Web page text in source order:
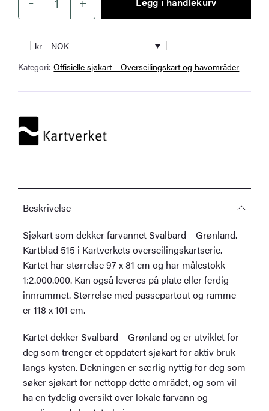
Kartverket
Nautical
Chart
515
–
/
Svalbard
–
kr – NOK
Kategori:Offisielle sjøkart – Overseilingskart og havområder
Beskrivelse
Sjøkart som dekker farvannet Svalbard – Grønland.
Kartblad 515 i Kartverkets overseilingskartserie.
Kartet har størrelse 97 x 81 cm og har målestokk
1:2.000.000. Kan også leveres på plate eller ferdig
innrammet. Størrelse med passepartout og ramme
er 118 x 101 cm.
Kartet dekker Svalbard – Grønland og er utviklet for
deg som trenger et oppdatert sjøkart for aktiv bruk
langs kysten. Dekningen er særlig nyttig for deg som
søker sjøkart for nettopp dette området, og som vil
ha en tydelig oversikt over lokale farvann og